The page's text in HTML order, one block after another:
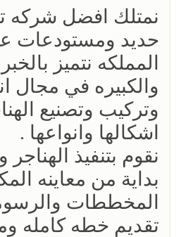
نمتلك افضل شركه
حديد ومستودعات
المملكه نتميز
والكبيره في مجال
وتركيب وتصنيع
اشكالها وانواعها .
نقوم بتنفيذ
بداية من معاينه
المخططات
تقديم خطه كامله